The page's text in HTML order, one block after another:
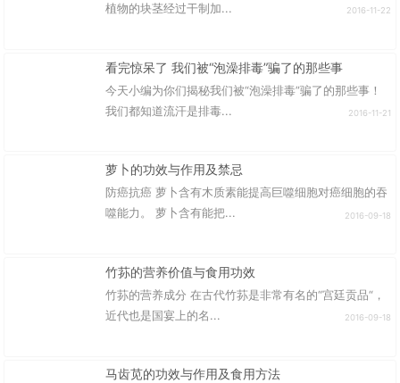
植物的块茎经过干制加...
2016-11-22
看完惊呆了 我们被“泡澡排毒”骗了的那些事
今天小编为你们揭秘我们被“泡澡排毒”骗了的那些事！
我们都知道流汗是排毒...
2016-11-21
萝卜的功效与作用及禁忌
防癌抗癌 萝卜含有木质素能提高巨噬细胞对癌细胞的吞
噬能力。 萝卜含有能把...
2016-09-18
竹荪的营养价值与食用功效
竹荪的营养成分 在古代竹荪是非常有名的“宫廷贡品“，
近代也是国宴上的名...
2016-09-18
马齿苋的功效与作用及食用方法